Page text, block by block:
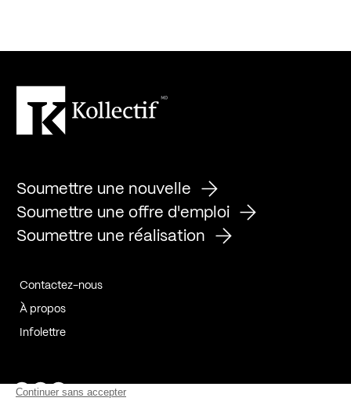
Soumettre une nouvelle
Soumettre une offre d'emploi
Soumettre une réalisation
Contactez-nous
À propos
Infolettre
Page Facebook de Kollectif
Page Instagram de Kollectif
Page Linkedin de Kollectif